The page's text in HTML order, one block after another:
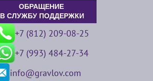
ОБРАЩЕНИЕ
В СЛУЖБУ ПОДДЕРЖКИ
+7 (812) 209-08-25
+7 (993) 484-27-34
info@gravlov.com